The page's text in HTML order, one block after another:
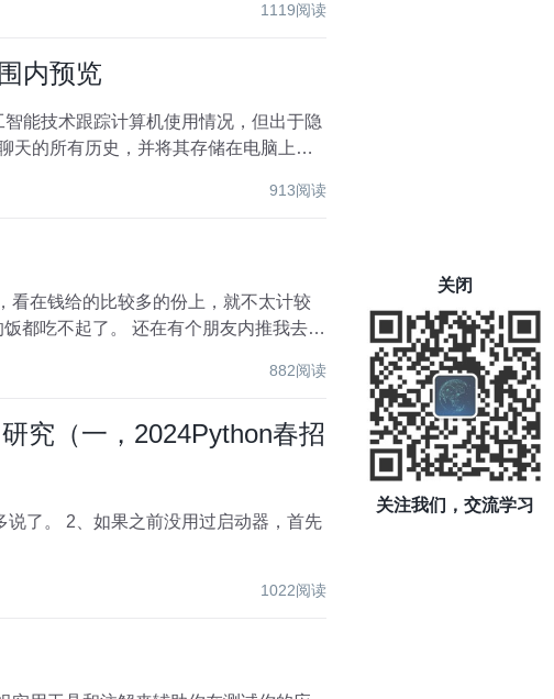
1119阅读
内预览
能技术跟踪计算机使用情况，但出于隐
913阅读
个朋友内推我去了
882阅读
究（一，2024Python春招
1022阅读
关闭
关注我们，交流学习